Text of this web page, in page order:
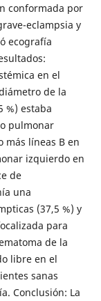
conformada por
eclampsia y
ecografía
en el
de la
%) estaba
pulmonar
más líneas B en
izquierdo en
de
una
(37,5 %) y
para
de la
libre en el
sanas
Conclusión: La